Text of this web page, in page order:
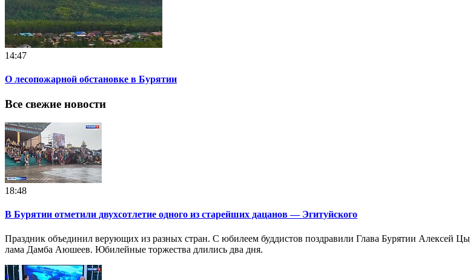
14:47
О лесопожарной обстановке в Бурятии
Все свежие новости
18:48
В Бурятии отметили двухсотлетие одного из старейших дацанов — Эгитуйского
Праздник объединил верующих из разных стран. С юбилеем буддистов поздравили Глава Бурятии Алексей
лама Дамба Аюшеев. Юбилейные торжества длились два дня.